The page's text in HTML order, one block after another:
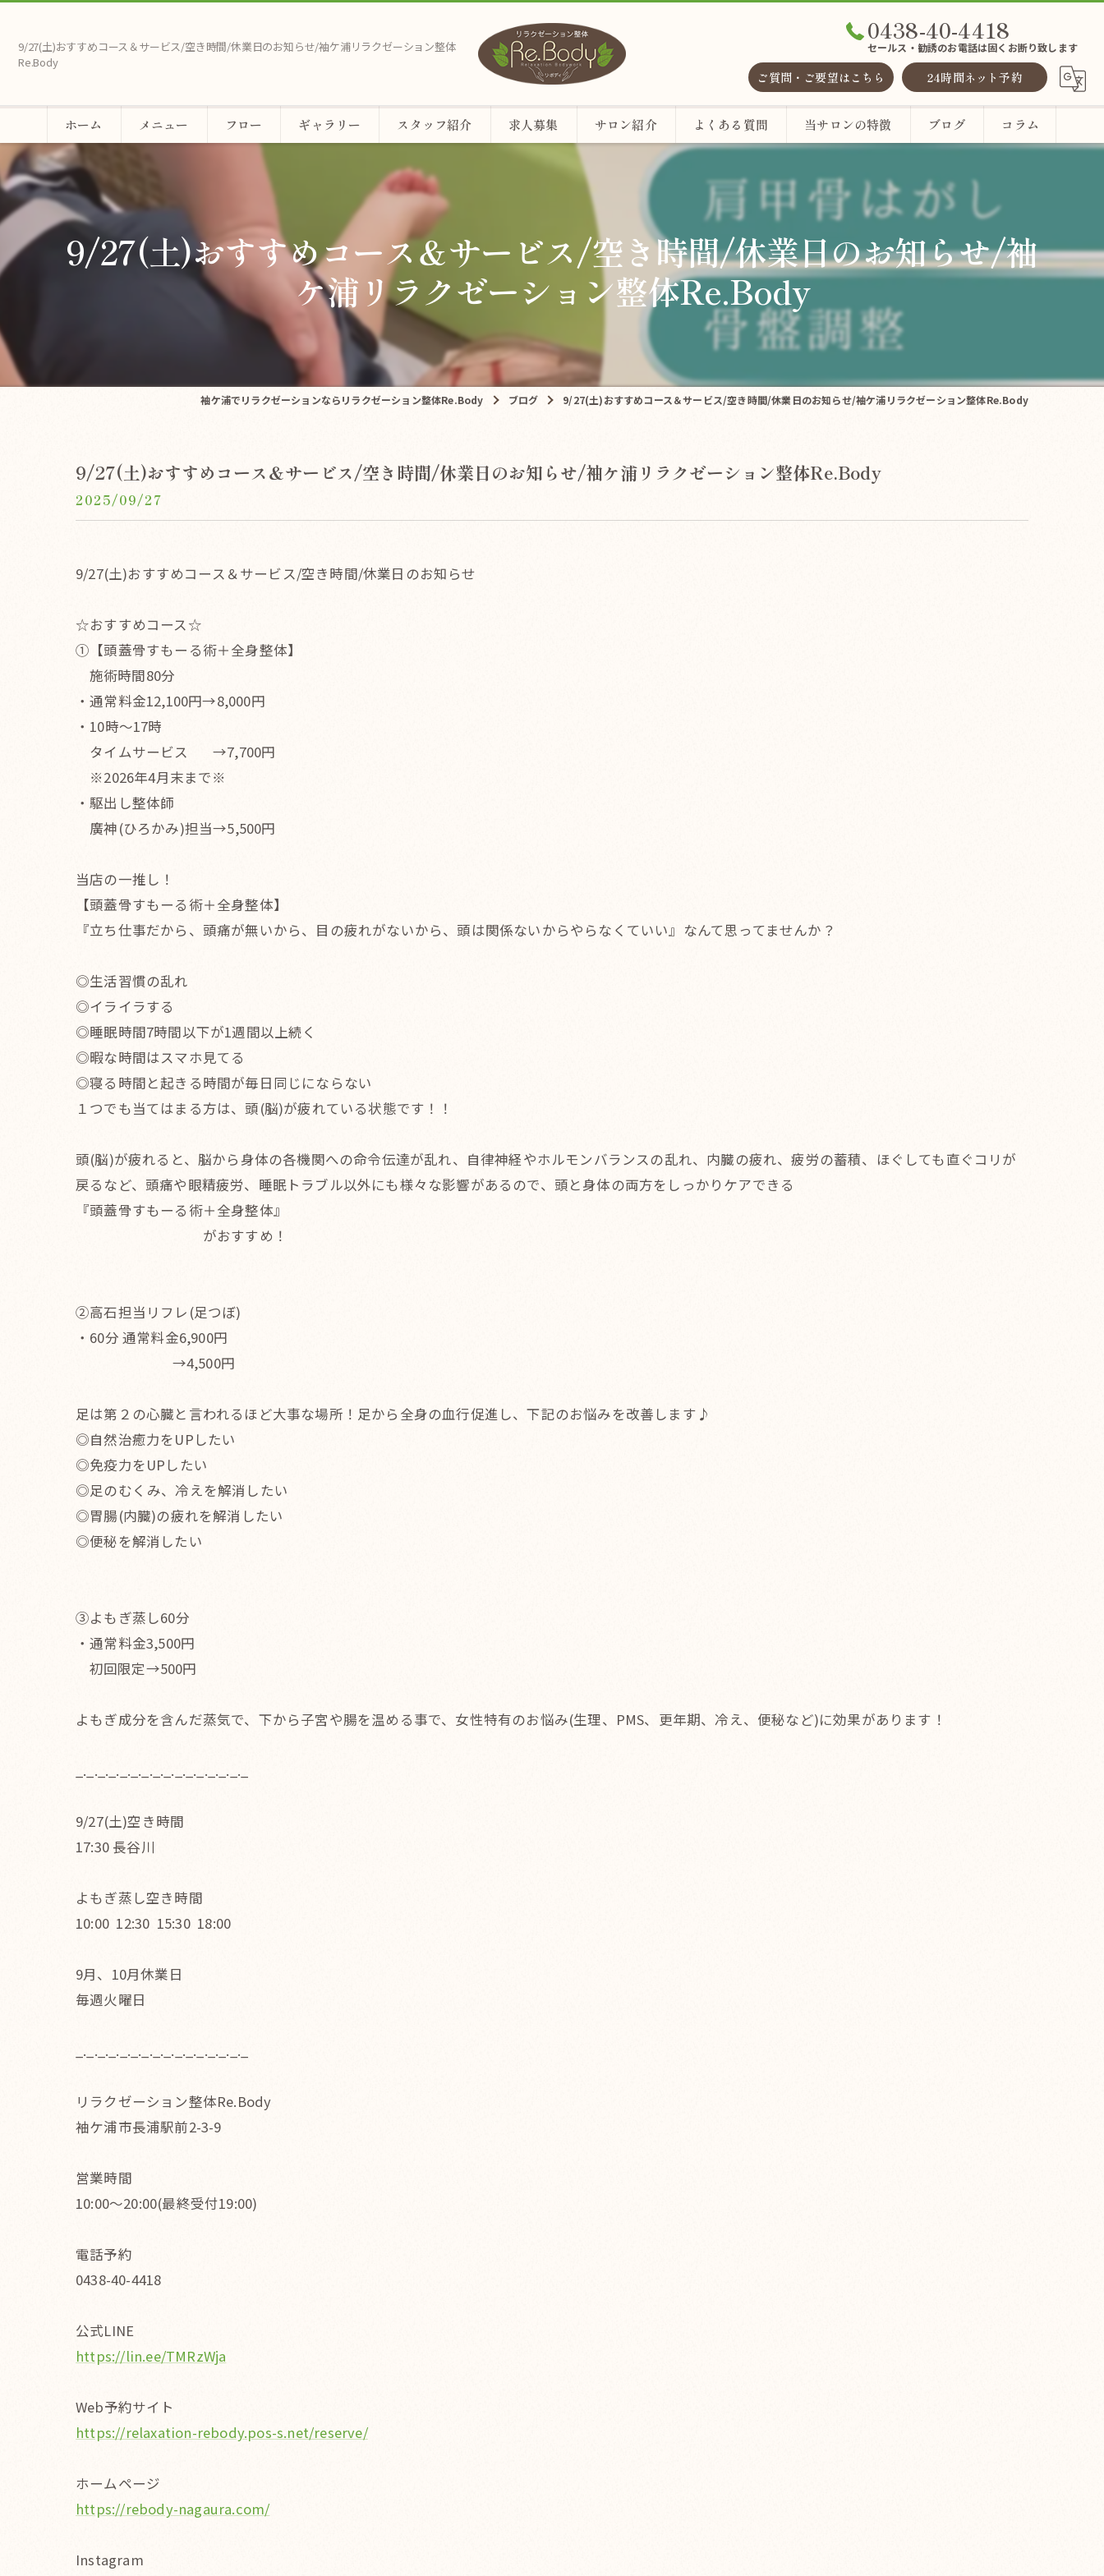
9/27(土)おすすめコース＆サービス/空き時間/休業日のお知らせ/袖ケ浦リラクゼーション整体
Re.Body
0438-40-4418
セールス・勧誘のお電話は固くお断り致します
ご質問・ご要望はこちら 24時間ネット予約
ホーム メニュー フロー ギャラリー スタッフ紹介 求人募集 サロン紹介 よくある質問 当サロンの特徴
整体
ヘッドスパ
ブログ コラム
9/27(土)おすすめコース＆サービス/空き時間/休業日のお知らせ/袖
ケ浦リラクゼーション整体Re.Body
袖ケ浦でリラクゼーションならリラクゼーション整体Re.Body ブログ 9/27(土)おすすめコース＆サービス/空き時間/休業日のお知らせ/袖ケ浦リラクゼーション整体Re.Body
9/27(土)おすすめコース＆サービス/空き時間/休業日のお知らせ/袖ケ浦リラクゼーション整体Re.Body
2025/09/27
9/27(土)おすすめコース＆サービス/空き時間/休業日のお知らせ
☆おすすめコース☆
①【頭蓋骨すもーる術＋全身整体】
施術時間80分
・通常料金12,100円→8,000円
・10時〜17時
タイムサービス →7,700円
※2026年4月末まで※
・駆出し整体師
廣神(ひろかみ)担当→5,500円
当店の一推し！
【頭蓋骨すもーる術＋全身整体】
『立ち仕事だから、頭痛が無いから、目の疲れがないから、頭は関係ないからやらなくていい』なんて思ってませんか？
◎生活習慣の乱れ
◎イライラする
◎睡眠時間7時間以下が1週間以上続く
◎暇な時間はスマホ見てる
◎寝る時間と起きる時間が毎日同じにならない
１つでも当てはまる方は、頭(脳)が疲れている状態です！！
頭(脳)が疲れると、脳から身体の各機関への命令伝達が乱れ、自律神経やホルモンバランスの乱れ、内臓の疲れ、疲労の蓄積、ほぐしても直ぐコリが
戻るなど、頭痛や眼精疲労、睡眠トラブル以外にも様々な影響があるので、頭と身体の両方をしっかりケアできる
『頭蓋骨すもーる術＋全身整体』
がおすすめ！
②高石担当リフレ(足つぼ)
・60分 通常料金6,900円
→4,500円
足は第２の心臓と言われるほど大事な場所！足から全身の血行促進し、下記のお悩みを改善します♪
◎自然治癒力をUPしたい
◎免疫力をUPしたい
◎足のむくみ、冷えを解消したい
◎胃腸(内臓)の疲れを解消したい
◎便秘を解消したい
③よもぎ蒸し60分
・通常料金3,500円
初回限定→500円
よもぎ成分を含んだ蒸気で、下から子宮や腸を温める事で、女性特有のお悩み(生理、PMS、更年期、冷え、便秘など)に効果があります！
_._._._._._._._._._._._._._._._
9/27(土)空き時間
17:30 長谷川
よもぎ蒸し空き時間
10:00 12:30 15:30 18:00
9月、10月休業日
毎週火曜日
_._._._._._._._._._._._._._._._
リラクゼーション整体Re.Body
袖ケ浦市長浦駅前2-3-9
営業時間
10:00〜20:00(最終受付19:00)
電話予約
0438-40-4418
公式LINE
https://lin.ee/TMRzWja
Web予約サイト
https://relaxation-rebody.pos-s.net/reserve/
ホームページ
https://rebody-nagaura.com/
Instagram